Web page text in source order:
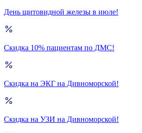
День щитовидной железы в июле!
Скидка 10% пациентам по ДМС!
Скидка на ЭКГ на Дивноморской!
Скидка на УЗИ на Дивноморской!